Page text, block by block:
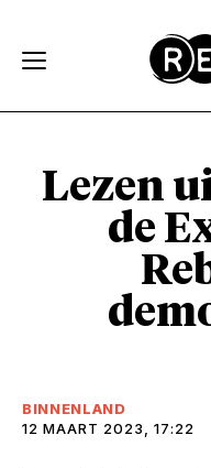
Lezen
de
BINNENLAND
12 MAART 2023, 17:22